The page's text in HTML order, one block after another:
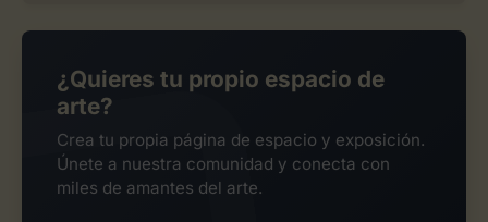
¿Quieres tu propio espacio de
arte?
Crea tu propia página de espacio y exposición.
Únete a nuestra comunidad y conecta con
miles de amantes del arte.